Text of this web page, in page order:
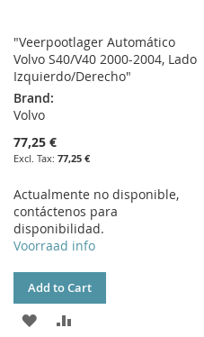
"Veerpootlager Automático
Volvo S40/V40 2000-2004, Lado
Izquierdo/Derecho"
Brand:
Volvo
77,25 €
77,25 €
Actualmente no disponible,
contáctenos para
disponibilidad.
Voorraad info
Add to Cart
ADD